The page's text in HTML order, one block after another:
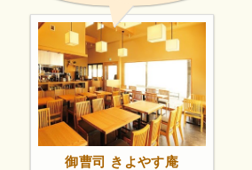
御曹司 きよやす庵